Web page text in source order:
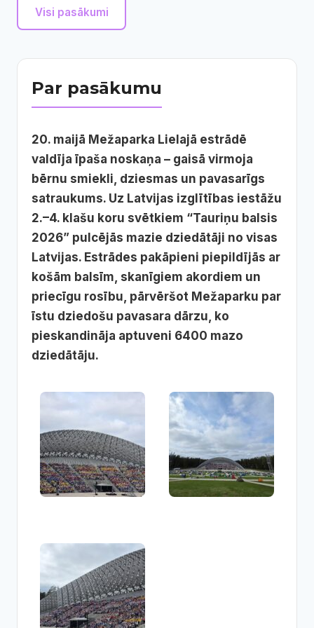
Visi pasākumi
Par pasākumu
20. maijā Mežaparka Lielajā estrādē
valdīja īpaša noskaņa – gaisā virmoja
bērnu smiekli, dziesmas un pavasarīgs
satraukums. Uz Latvijas izglītības iestāžu
2.–4. klašu koru svētkiem “Tauriņu balsis
2026” pulcējās mazie dziedātāji no visas
Latvijas. Estrādes pakāpieni piepildījās ar
košām balsīm, skanīgiem akordiem un
priecīgu rosību, pārvēršot Mežaparku par
īstu dziedošu pavasara dārzu, ko
pieskandināja aptuveni 6400 mazo
dziedātāju.